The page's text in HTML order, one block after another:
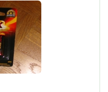
TwitterÜber Tauschbu↔de
Erweitere Suche